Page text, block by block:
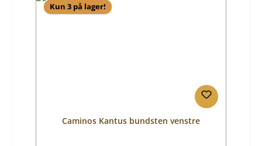
Kun 3 på lager!
Caminos Kantus bundsten venstre